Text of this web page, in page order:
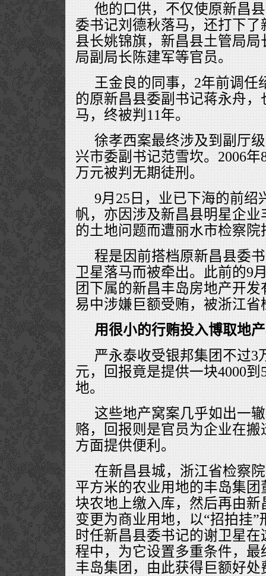
他的口供，不仅使原新昌
委书记刘德秋落马，还打下
县长姚锦旗，新昌县土管局
局副局长陈建军等官员。
王金良的同事，2年前调任
的原新昌县委副书记蒋永舟
马，终被判11年。
徐孝西案最终涉及到副厅
兴市委副书记范雪坎。2006年
万元被判无期徒刑。
9月25日，业已下海的前绍
帆，亦因涉及新昌县明星企
的土地问题而遭丽水市检察院
程是因前搭档原新昌县委
卫星落马而被牵出。此前的9
团下属的新昌丰岛房地产开
易中涉嫌巨额受贿，被浙江
用很小的行贿投入博取地
严永泰收受银邦集团不过3
元，回报竟是提供一块4000
地。
这些地产窝案几乎如出一
赂，回报则是官员为企业在
方面提供便利。
在新昌县城，浙江省检察
平方米的农业用地的丰岛集
块农地上缴入库，然后再由
变更为商业用地，以“招拍挂
时任新昌县委书记的谢卫星在
程中，为它设置多重条件，最
丰岛集团，由此获得巨额好处